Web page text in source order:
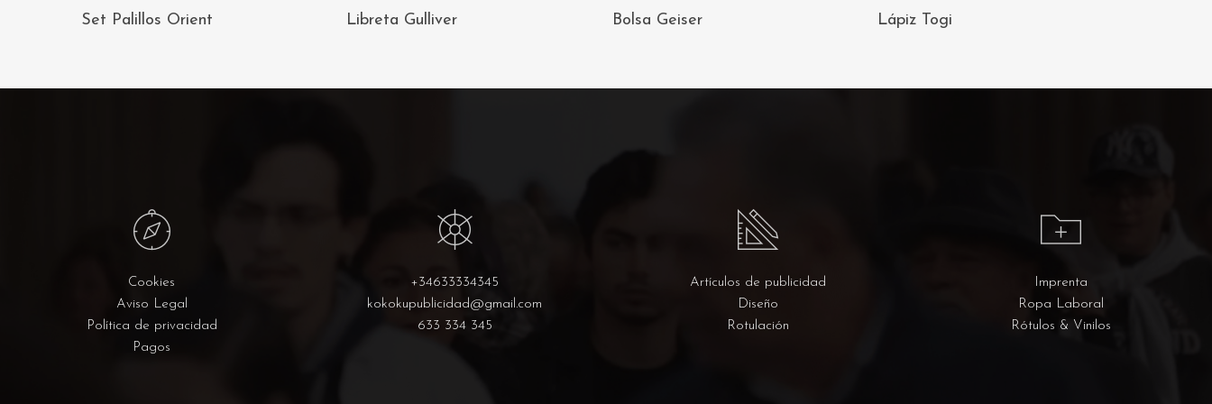
AÑADIR AL
Set Palillos Orient
AÑADIR AL
Libreta Gulliver Bolsa Geiser Lápiz Togi
Cookies
Aviso Legal
Política de privacidad
Pagos
+34633334345
kokokupublicidad@gmail.com
633 334 345
Artículos de publicidad
Diseño
Rotulación
Imprenta
Ropa Laboral
Rótulos & Vinilos